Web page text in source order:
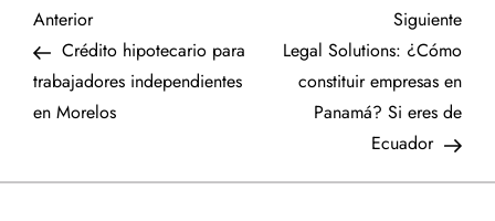
N
a
v
e
Entrada
anterior
Anterior
Crédito hipotecario para
trabajadores independientes
en Morelos
Siguiente
Legal Solutions: ¿Cómo
constituir empresas en
Panamá? Si eres de
Ecuador